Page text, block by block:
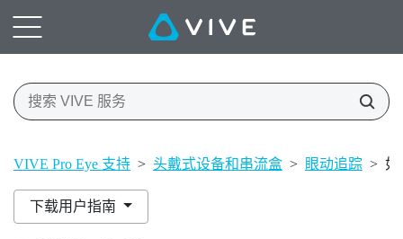
VIVE Pro Eye 支持 > 头戴式设备和串流盒 > 眼动追踪 > 如
下载用户指南